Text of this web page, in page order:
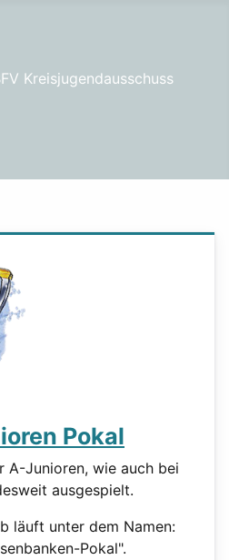
Kreisjugendausschuss
Pokal
A-Junioren, wie auch bei
ausgespielt.
läuft unter dem Namen:
Pokal".